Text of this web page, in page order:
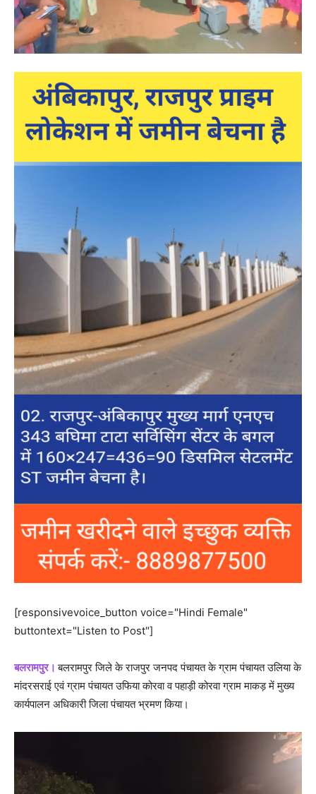
[responsivevoice_button voice="Hindi Female"
buttontext="Listen to Post"]
बलरामपुर।बलरामपुर जिले के राजपुर जनपद पंचायत के ग्राम पंचायत उलिया के
मांदरसराई एवं ग्राम पंचायत उफिया कोरवा व पहाड़ी कोरवा ग्राम माकड़ में मुख्य
कार्यपालन अधिकारी जिला पंचायत भ्रमण किया।